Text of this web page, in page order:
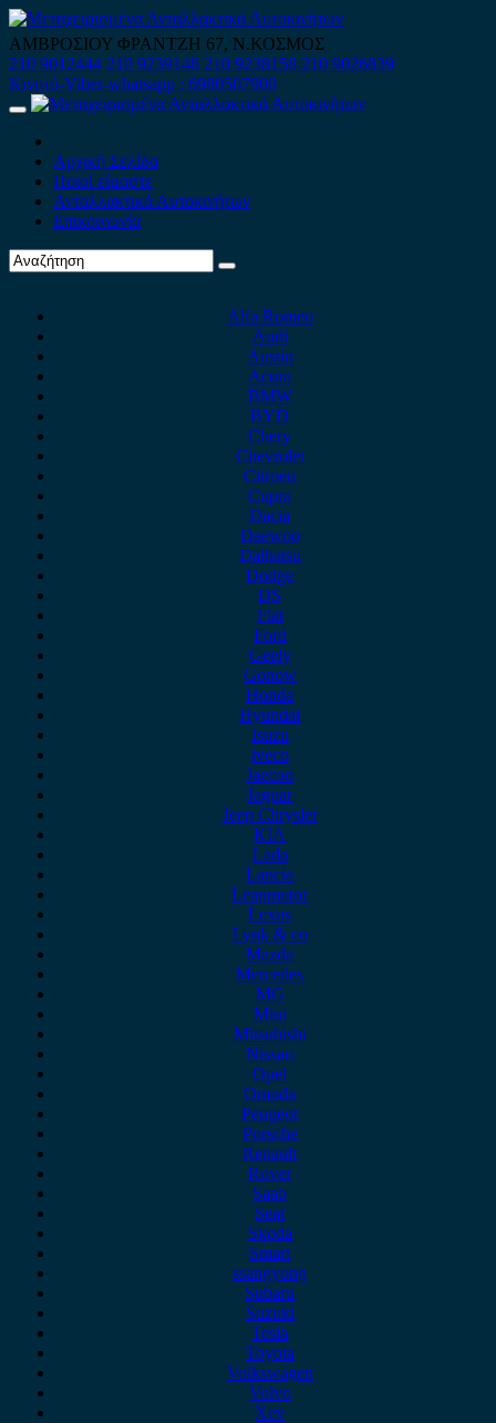
Skip
to
content
ΑΜΒΡΟΣΙΟΥ ΦΡΑΝΤΖΗ 67, Ν.ΚΟΣΜΟΣ
210 9012444 210 9239148 210 9238158 210 9026839
Κινητό-Viber-whatsapp : 6980507900
Primary
Αρχική Σελίδα
Ποιοί είμαστε
Ανταλλακτικά Αυτοκινήτων
Επικοινωνία
Alfa Romeo
Audi
Austin
Acura
BMW
BYD
Chery
Chevrolet
Citroen
Cupra
Dacia
Daewoo
Daihatsu
Dodge
DS
Fiat
Ford
Geely
Gonow
Honda
Hyundai
Isuzu
iveco
Jaecoo
Jaguar
Jeep Chrysler
KIA
Lada
Lancia
Leapmotor
Lexus
Lynk & co
Mazda
Mercedes
MG
Mini
Mitsubishi
Nissan
Opel
Omoda
Peugeot
Porsche
Renault
Rover
Saab
Seat
Skoda
Smart
ssangyong
Subaru
Suzuki
Tesla
Toyota
Volkswagen
Volvo
Xev